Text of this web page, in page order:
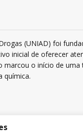
(UNIAD) foi
inicial de oferecer
marcou o início de
química.